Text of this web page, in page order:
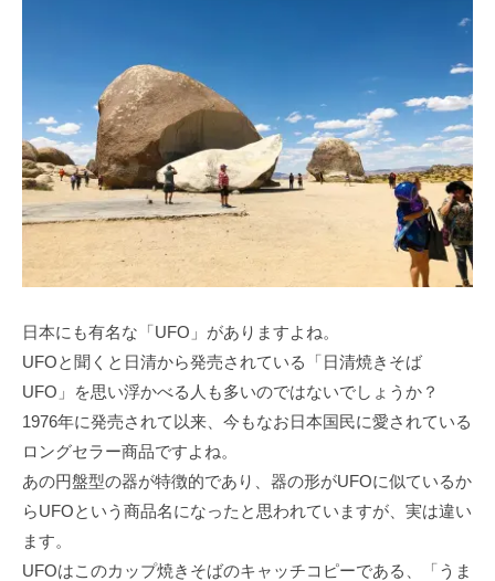
日本にも有名な「UFO」がありますよね。
UFOと聞くと日清から発売されている「日清焼きそば
UFO」を思い浮かべる人も多いのではないでしょうか？
1976年に発売されて以来、今もなお日本国民に愛されている
ロングセラー商品ですよね。
あの円盤型の器が特徴的であり、器の形がUFOに似ているか
らUFOという商品名になったと思われていますが、実は違い
ます。
UFOはこのカップ焼きそばのキャッチコピーである、「うま